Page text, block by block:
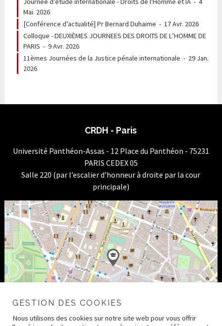
Mai. 2026
[Conférence d’actualité] Pr Bernard Duhaime - 17 Avr. 2026
Colloque - DEUXIÈMES JOURNEES DES DROITS DE L’HOMME DE
PARIS - 9 Avr. 2026
11èmes Journées de la Justice pénale internationale - 29 Jan.
2026
CRDH - Paris
Université Panthéon-Assas - 12 Place du Panthéon - 75231
PARIS CEDEX 05
Salle 220 (par l’escalier d’honneur à droite par la cour
principale)
GESTION DES COOKIES
Nous utilisons des cookies sur notre site web pour vous offrir